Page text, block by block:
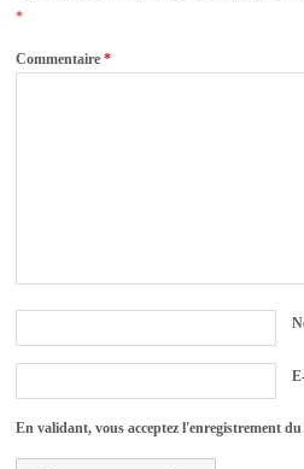
*
Commentaire*
En validant, vous acceptez l'enregistrement